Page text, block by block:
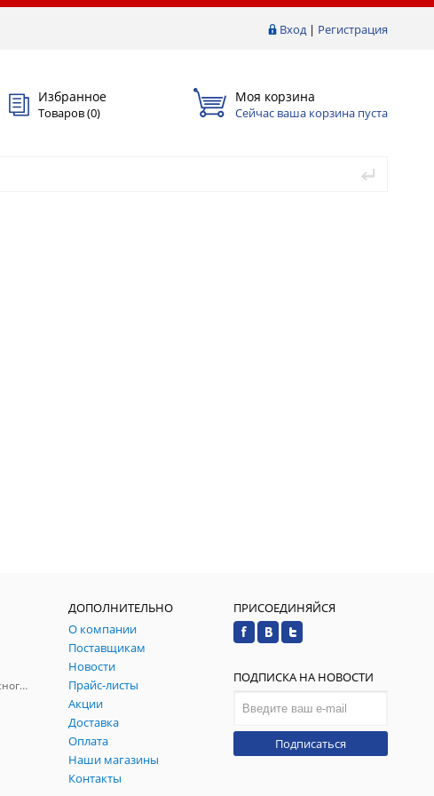
Вход| Регистрация
Избранное
Товаров (0)
Моя корзина
Сейчас ваша корзина пуста
Комплектующие для насосного оборудования
ДОПОЛНИТЕЛЬНО
О компании
Поставщикам
Новости
Прайс-листы
Акции
Доставка
Оплата
Наши магазины
Контакты
ПРИСОЕДИНЯЙСЯ
ПОДПИСКА НА НОВОСТИ
Подписаться